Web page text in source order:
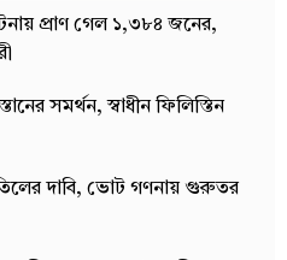
প্রাণ গেল ১,৩৮৪ জনের,
সমর্থন, স্বাধীন ফিলিস্তিন
দাবি, ভোট গণনায় গুরুতর